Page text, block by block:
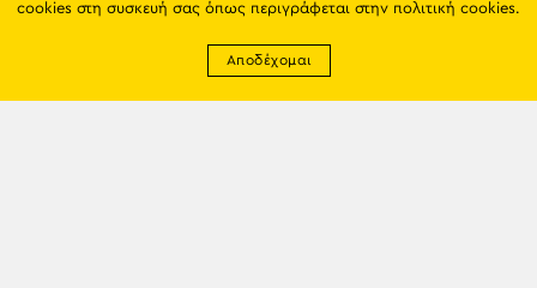
cookies στη συσκευή σας όπως περιγράφεται στην πολιτική cookies.
Αποδέχομαι